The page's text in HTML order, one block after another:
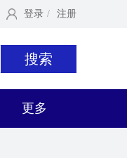
登录 / 注册
搜索
更多